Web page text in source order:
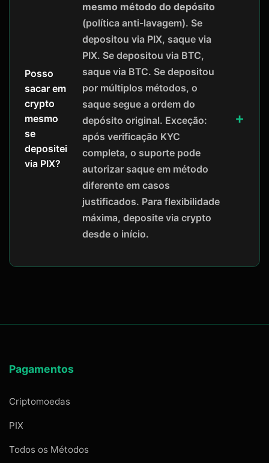
Posso
sacar em
crypto
mesmo
se
depositei
via PIX?
mesmo método do depósito
(política anti-lavagem). Se
depositou via PIX, saque via
PIX. Se depositou via BTC,
saque via BTC. Se depositou
por múltiplos métodos, o
saque segue a ordem do
depósito original. Exceção:
após verificação KYC
completa, o suporte pode
autorizar saque em método
diferente em casos
justificados. Para flexibilidade
máxima, deposite via crypto
desde o início.
Pagamentos
Criptomoedas
PIX
Todos os Métodos